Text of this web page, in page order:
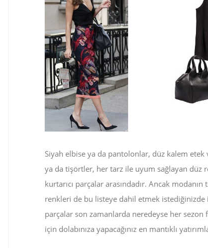
Siyah elbise ya da pantolonlar, düz kalem
ya da tişörtler, her tarz ile uyum sağlayan düz
kurtarıcı parçalar arasındadır. Ancak
renkleri de bu listeye dahil etmek istediğinizde
parçalar son zamanlarda neredeyse her sezon
için dolabınıza yapacağınız en mantıklı
hummel Erkek Spor
Taban Teknolojileri: